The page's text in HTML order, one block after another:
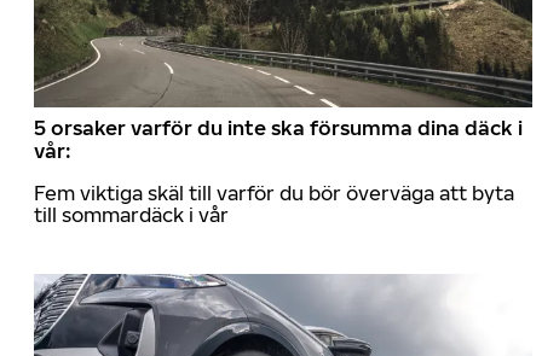
5 orsaker varför du inte ska försumma dina däck i
vår:
Fem viktiga skäl till varför du bör överväga att byta
till sommardäck i vår